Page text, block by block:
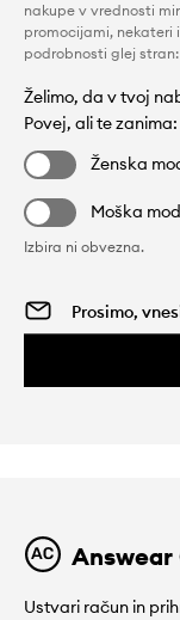
nakupe v vrednosti
promocijami, nekateri
podrobnosti glej stran:
Želimo, da v tvoj
Povej, ali te zanima:
Ženska
Moška
Izbira ni obvezna.
Answear
Ustvari račun in